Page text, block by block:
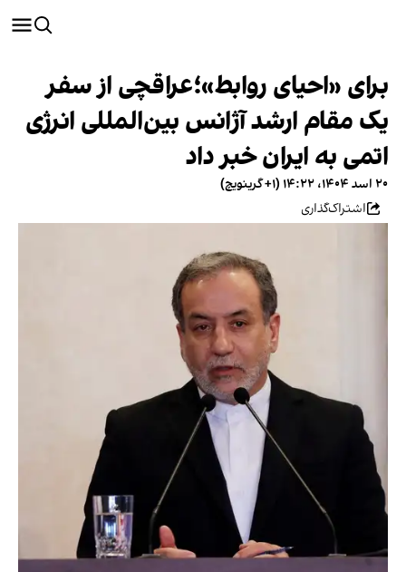
برای «احیای روابط»؛عراقچی از سفر
یک مقام ارشد آژانس بین‌المللی انرژی
اتمی به ایران خبر داد
۲۰ اسد ۱۴۰۴، ۱۴:۲۲ (‎+۱ گرینویچ)
اشتراک‌گذاری